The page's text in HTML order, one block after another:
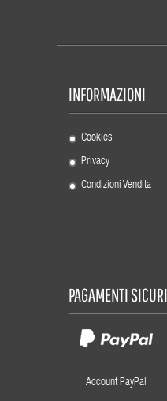
INFORMAZIONI
Cookies
Privacy
Condizioni Vendita
PAGAMENTI SICURI
Account PayPal